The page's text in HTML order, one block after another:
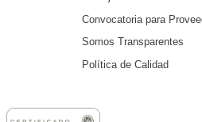
Convocatoria para
Somos Transparentes
Política de Calidad